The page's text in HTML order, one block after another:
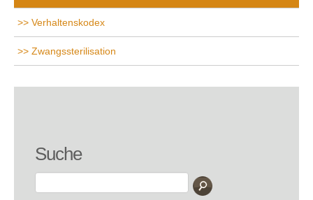
Verhaltenskodex
Zwangssterilisation
Suche